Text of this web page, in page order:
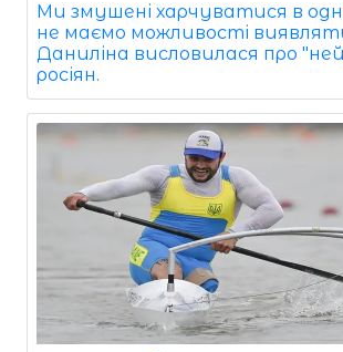
Ми змушені харчуватися в
не маємо можливості
Даниліна висловилася про
росіян.